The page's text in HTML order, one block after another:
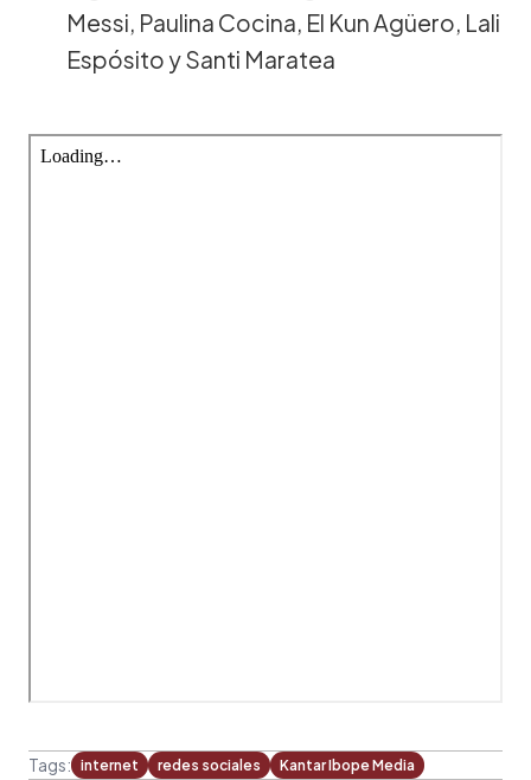
Messi, Paulina Cocina, El Kun Agüero, Lali
Espósito y Santi Maratea
Tags: internet redes sociales Kantar Ibope Media